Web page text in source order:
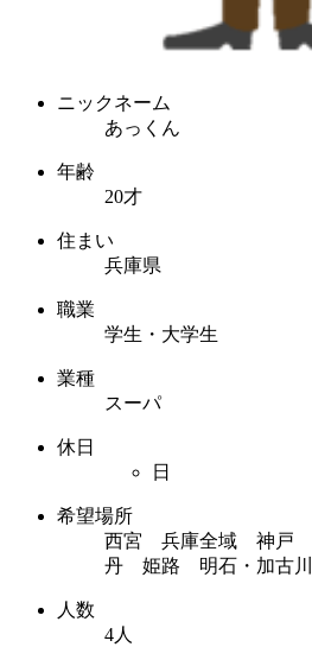
ニックネーム
あっくん
年齢
20才
住まい
兵庫県
職業
学生・大学生
業種
スーパ
休日
日
希望場所
西宮 兵庫全域 神戸
丹 姫路 明石・加古
人数
4人